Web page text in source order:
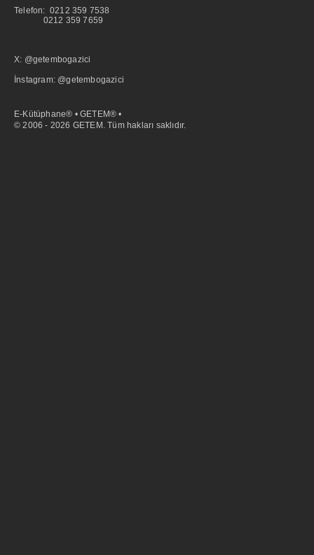
Telefon: 0212 359 7538
0212 359 7659
X: @getembogazici
İnstagram: @getembogazici
E-Kütüphane® • GETEM® •
© 2006 - 2026 GETEM. Tüm hakları saklıdır.